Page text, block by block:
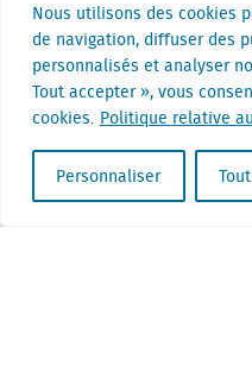
Nous utilisons des cookies
de navigation, diffuser des
personnalisés et analyser
Tout accepter », vous
cookies. Politique relative
Personnaliser
3511 ED Utrecht
Belgique
Rue Cantersteen 47
1000 Bruxelles